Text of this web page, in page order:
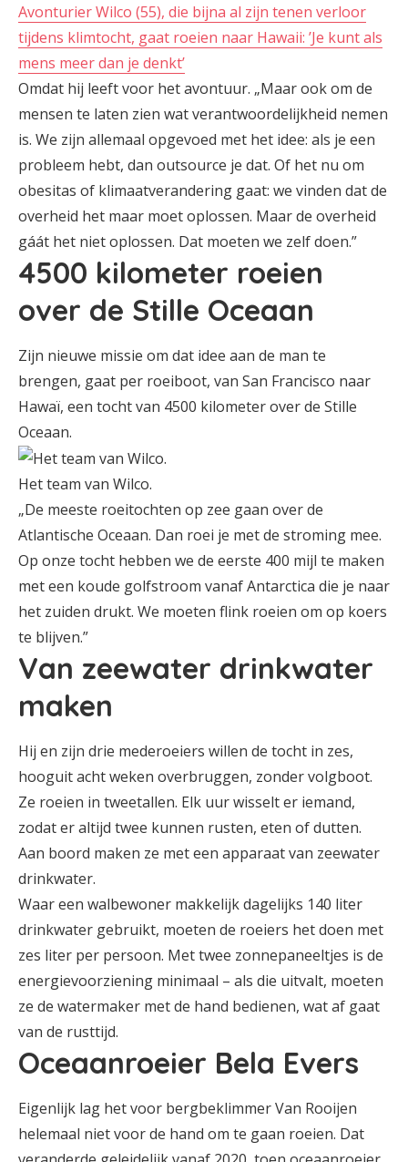
Avonturier Wilco (55), die bijna al zijn tenen verloor
tijdens klimtocht, gaat roeien naar Hawaii: ’Je kunt als
mens meer dan je denkt’
Omdat hij leeft voor het avontuur. „Maar ook om de
mensen te laten zien wat verantwoordelijkheid nemen
is. We zijn allemaal opgevoed met het idee: als je een
probleem hebt, dan outsource je dat. Of het nu om
obesitas of klimaatverandering gaat: we vinden dat de
overheid het maar moet oplossen. Maar de overheid
gáát het niet oplossen. Dat moeten we zelf doen.”
4500 kilometer roeien
over de Stille Oceaan
Zijn nieuwe missie om dat idee aan de man te
brengen, gaat per roeiboot, van San Francisco naar
Hawaï, een tocht van 4500 kilometer over de Stille
Oceaan.
Het team van Wilco.
„De meeste roeitochten op zee gaan over de
Atlantische Oceaan. Dan roei je met de stroming mee.
Op onze tocht hebben we de eerste 400 mijl te maken
met een koude golfstroom vanaf Antarctica die je naar
het zuiden drukt. We moeten flink roeien om op koers
te blijven.”
Van zeewater drinkwater
maken
Hij en zijn drie mederoeiers willen de tocht in zes,
hooguit acht weken overbruggen, zonder volgboot.
Ze roeien in tweetallen. Elk uur wisselt er iemand,
zodat er altijd twee kunnen rusten, eten of dutten.
Aan boord maken ze met een apparaat van zeewater
drinkwater.
Waar een walbewoner makkelijk dagelijks 140 liter
drinkwater gebruikt, moeten de roeiers het doen met
zes liter per persoon. Met twee zonnepaneeltjes is de
energievoorziening minimaal – als die uitvalt, moeten
ze de watermaker met de hand bedienen, wat af gaat
van de rusttijd.
Oceaanroeier Bela Evers
Eigenlijk lag het voor bergbeklimmer Van Rooijen
helemaal niet voor de hand om te gaan roeien. Dat